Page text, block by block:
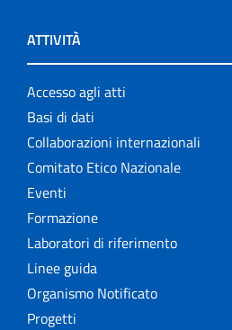
ATTIVITÀ
Accesso agli atti
Basi di dati
Collaborazioni internazionali
Comitato Etico Nazionale
Eventi
Formazione
Laboratori di riferimento
Linee guida
Organismo Notificato
Progetti